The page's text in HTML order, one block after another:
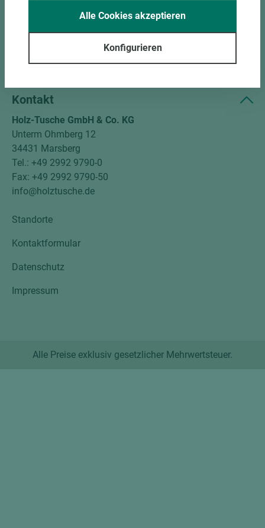
Unternehmen
Kontakt
Holz-Tusche GmbH & Co. KG
Unterm Ohmberg 12
34431 Marsberg
Tel.: +49 2992 9790-0
Fax: +49 2992 9790-50
info@holztusche.de
Standorte
Kontaktformular
Datenschutz
Impressum
Alle Preise exklusiv gesetzlicher Mehrwertsteuer.
Konfigurieren
Alle Cookies akzeptieren